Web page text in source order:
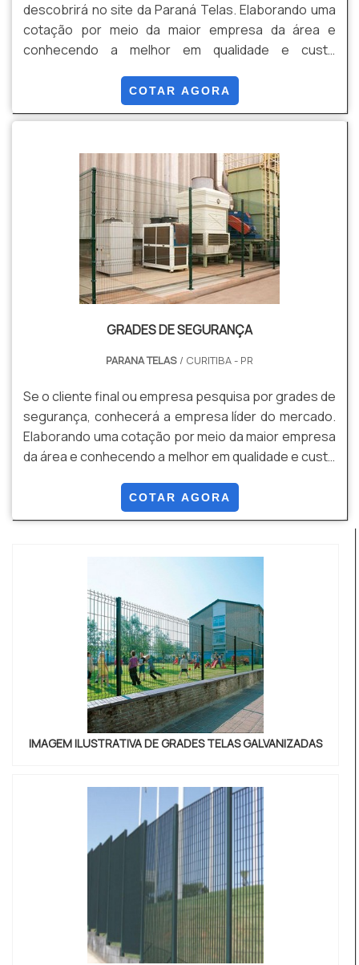
descobrirá no site da Paraná Telas. Elaborando uma
cotação por meio da maior empresa da área e
conhecendo a melhor em qualidade e custo
os profissionais da Paraná Telas atingirá proteção
com comprometimento com o resultado dos
INDUSTRIAIS A Paraná Telas foca seus esforços em
oferecer uma estrutura c...
COTAR AGORA
GRADES DE SEGURANÇA
PARANA TELAS / CURITIBA - PR
Se o cliente final ou empresa pesquisa por grades de
segurança, conhecerá a empresa líder do mercado.
Elaborando uma cotação por meio da maior empresa
da área e conhecendo a melhor em qualidade e custo
com a melhor mão de obra da Paraná Telas o cliente
obterá ótima qualidade com soluções para gradis,
necessário para a fixação deste tipo de c...
COTAR AGORA
IMAGEM ILUSTRATIVA DE GRADES TELAS GALVANIZADAS